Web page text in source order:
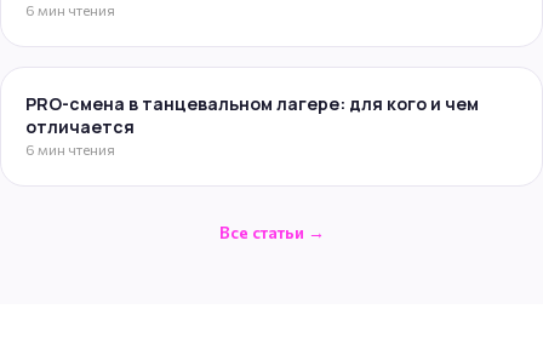
6 мин чтения
PRO-смена в танцевальном лагере: для кого и чем
отличается
6 мин чтения
Все статьи →